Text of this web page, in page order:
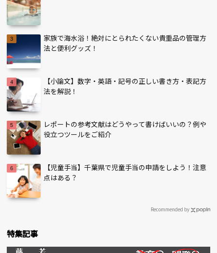
家族で海水浴！絶対にとられたくない貴重品の管理方
法と便利グッズ！
【小論文】数字・英語・記号の正しい書き方・表記方
法を解説！
レポートの参考文献はどうやって書けばいいの？例や
役立つツールをご紹介
【児童手当】千葉県で児童手当の申請をしよう！注意
点はある？
Recommended by
特集記事